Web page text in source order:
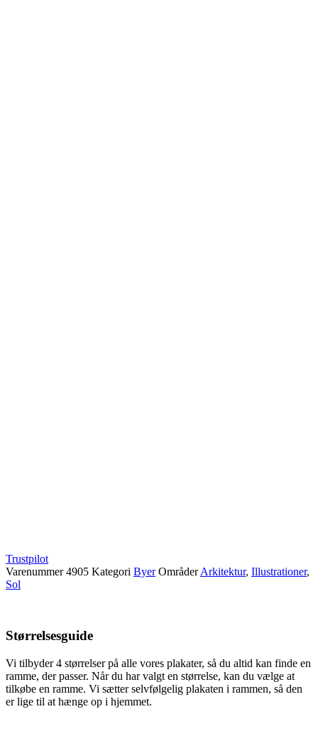
Trustpilot
Varenummer4905 Kategori Byer Områder Arkitektur, Illustrationer,
Sol
Størrelsesguide
Vi tilbyder 4 størrelser på alle vores plakater, så du altid kan finde en
ramme, der passer. Når du har valgt en størrelse, kan du vælge at
tilkøbe en ramme. Vi sætter selvfølgelig plakaten i rammen, så den
er lige til at hænge op i hjemmet.